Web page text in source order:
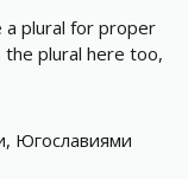
a plural for proper
the plural here too,
, Югославиями